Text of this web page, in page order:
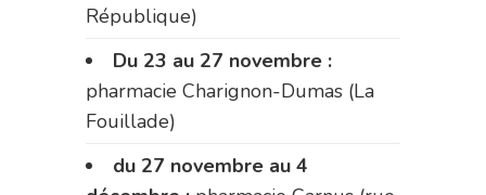
République)
Du 23 au 27 novembre :
pharmacie Charignon-Dumas (La
Fouillade)
du 27 novembre au 4